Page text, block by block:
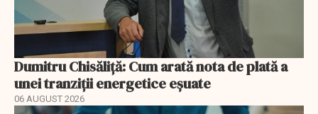
Dumitru Chisăliță: Cum arată nota de plată a
unei tranziții energetice eșuate
06 AUGUST 2026